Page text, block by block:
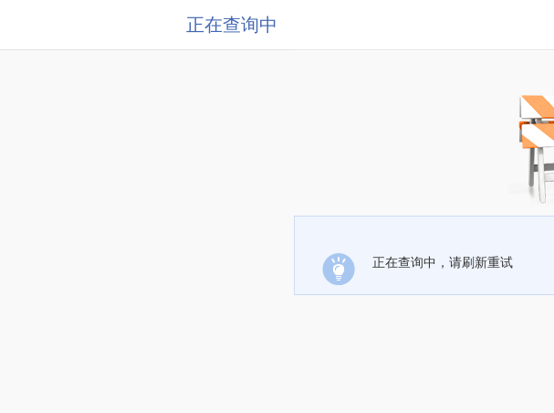
正在查询中
正在查询中，请刷新重试